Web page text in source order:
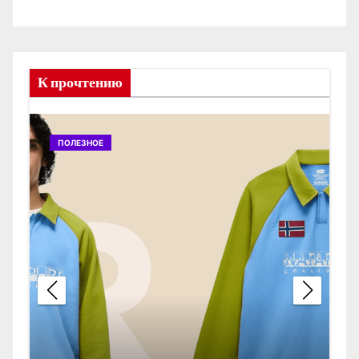
К прочтению
ПОЛЕЗНОЕ